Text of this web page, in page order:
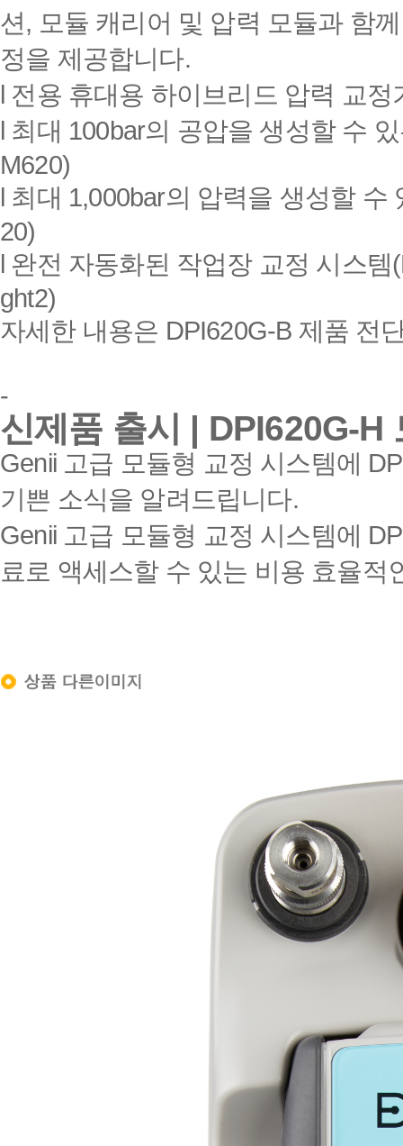
션, 모듈 캐리어 및 압력 모듈과 함
정을 제공합니다.
l 전용 휴대용 하이브리드 압력 교정
l 최대 100bar의 공압을 생성할 수
M620)
l 최대 1,000bar의 압력을 생성할 수
20)
l 완전 자동화된 작업장 교정 시스템
ght2)
자세한 내용은 DPI620G-B 제품 전
-
신제품 출시 | DPI620G-H
Genii 고급 모듈형 교정 시스템에
기쁜 소식을 알려드립니다.
Genii 고급 모듈형 교정 시스템에
료로 액세스할 수 있는 비용 효율적